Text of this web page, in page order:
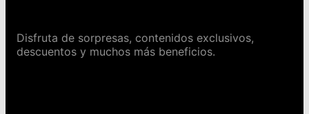
Disfruta de sorpresas, contenidos exclusivos,
descuentos y muchos más beneficios.